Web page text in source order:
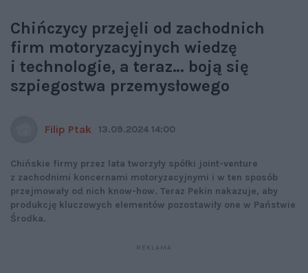
Chińczycy przejęli od zachodnich
firm motoryzacyjnych wiedzę
i technologie, a teraz… boją się
szpiegostwa przemysłowego
Filip Ptak 13.09.2024 14:00
Chińskie firmy przez lata tworzyły spółki joint-venture
z zachodnimi koncernami motoryzacyjnymi i w ten sposób
przejmowały od nich know-how. Teraz Pekin nakazuje, aby
produkcję kluczowych elementów pozostawiły one w Państwie
Środka.